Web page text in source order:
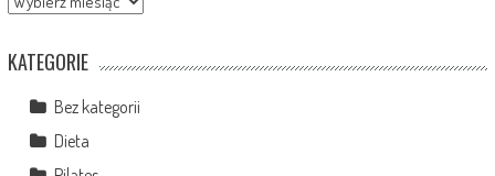
KATEGORIE
Bez kategorii
Dieta